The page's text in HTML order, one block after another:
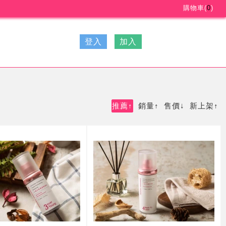
購物車(0)
登入 加入
推薦 銷量 售價 新上架